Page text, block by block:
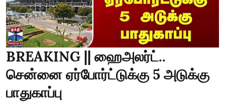
BREAKING || ஹைஅலர்ட்..
சென்னை ஏர்போர்ட்டுக்கு 5 அடுக்கு
பாதுகாப்பு